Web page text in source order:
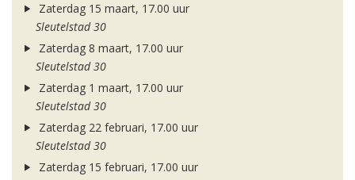
Zaterdag 15 maart, 17.00 uur
Sleutelstad 30
Zaterdag 8 maart, 17.00 uur
Sleutelstad 30
Zaterdag 1 maart, 17.00 uur
Sleutelstad 30
Zaterdag 22 februari, 17.00 uur
Sleutelstad 30
Zaterdag 15 februari, 17.00 uur